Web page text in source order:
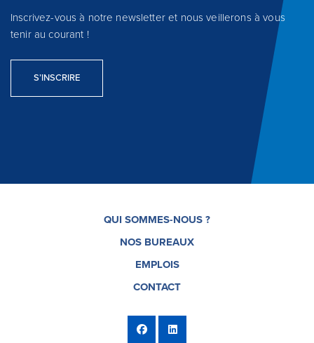
Inscrivez-vous à notre newsletter et nous veillerons à vous
tenir au courant !
S’INSCRIRE
QUI SOMMES-NOUS ?
NOS BUREAUX
EMPLOIS
CONTACT